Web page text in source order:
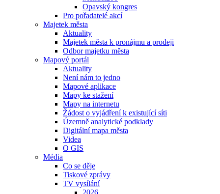
Opavský kongres
Pro pořadatelé akcí
Majetek města
Aktuality
Majetek města k pronájmu a prodeji
Odbor majetku města
Mapový portál
Aktuality
Není nám to jedno
Mapové aplikace
Mapy ke stažení
Mapy na internetu
Žádost o vyjádření k existující síti
Územně analytické podklady
Digitální mapa města
Videa
O GIS
Média
Co se děje
Tiskové zprávy
TV vysílání